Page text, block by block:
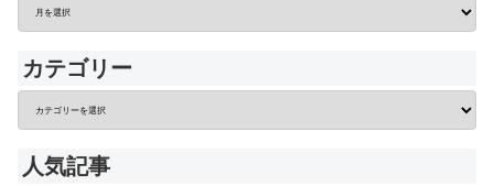
カテゴリー
人気記事